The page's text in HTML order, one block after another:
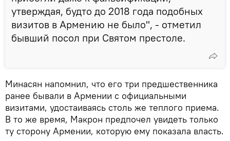
утверждая, будто до 2018 года подобных
визитов в Армению не было", - отметил
бывший посол при Святом престоле.
Минасян напомнил, что его три предшественника
ранее бывали в Армении с официальными
визитами, удостаиваясь столь же теплого приема.
В то же время, Макрон предпочел увидеть только
ту сторону Армении, которую ему показала власть.